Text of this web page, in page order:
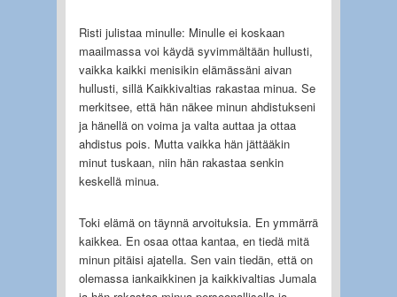
Risti julistaa minulle: Minulle ei koskaan
maailmassa voi käydä syvimmältään hullusti,
vaikka kaikki menisikin elämässäni aivan
hullusti, sillä Kaikkivaltias rakastaa minua. Se
merkitsee, että hän näkee minun ahdistukseni
ja hänellä on voima ja valta auttaa ja ottaa
ahdistus pois. Mutta vaikka hän jättääkin
minut tuskaan, niin hän rakastaa senkin
keskellä minua.
Toki elämä on täynnä arvoituksia. En ymmärrä
kaikkea. En osaa ottaa kantaa, en tiedä mitä
minun pitäisi ajatella. Sen vain tiedän, että on
olemassa iankaikkinen ja kaikkivaltias Jumala